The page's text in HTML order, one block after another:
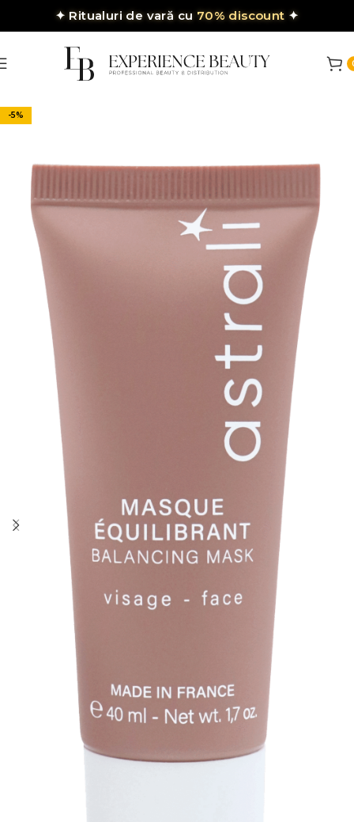
✦ Ritualuri de vară cu 70% discount ✦
-5%